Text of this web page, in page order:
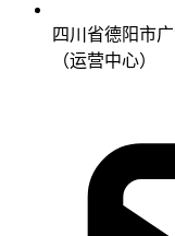
四川省德阳市
（运营中心）